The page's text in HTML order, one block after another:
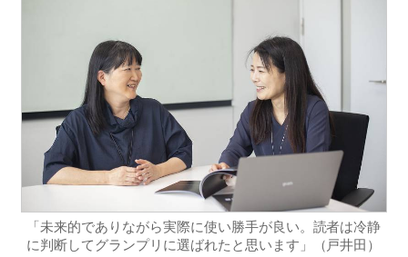
「未来的でありながら実際に使い勝手が良い。読者は冷静
に判断してグランプリに選ばれたと思います」（戸井田）